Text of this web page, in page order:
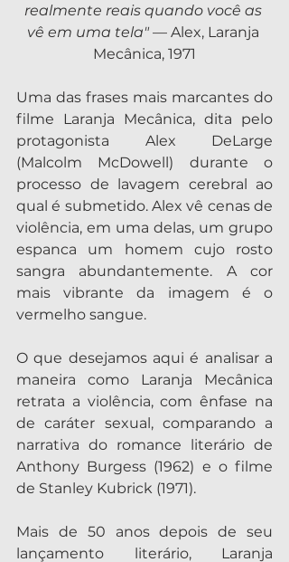
realmente reais quando você as
vê em uma tela" — Alex, Laranja
Mecânica, 1971
Uma das frases mais marcantes do
filme Laranja Mecânica, dita pelo
protagonista Alex DeLarge
(Malcolm McDowell) durante o
processo de lavagem cerebral ao
qual é submetido. Alex vê cenas de
violência, em uma delas, um grupo
espanca um homem cujo rosto
sangra abundantemente. A cor
mais vibrante da imagem é o
vermelho sangue.
O que desejamos aqui é analisar a
maneira como Laranja Mecânica
retrata a violência, com ênfase na
de caráter sexual, comparando a
narrativa do romance literário de
Anthony Burgess (1962) e o filme
de Stanley Kubrick (1971).
Mais de 50 anos depois de seu
lançamento literário, Laranja